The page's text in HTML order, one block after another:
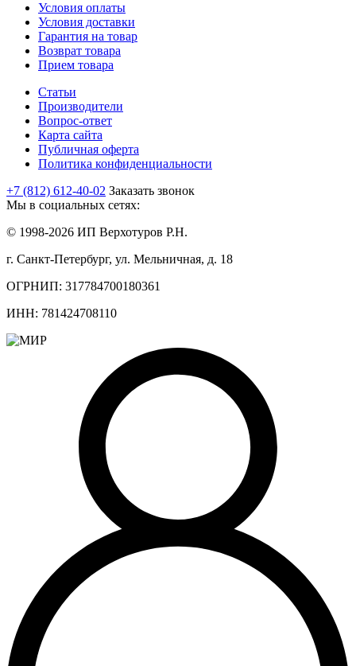
Условия оплаты
Условия доставки
Гарантия на товар
Возврат товара
Прием товара
Статьи
Производители
Вопрос-ответ
Карта сайта
Публичная оферта
Политика конфиденциальности
+7 (812) 612-40-02 Заказать звонок
Мы в социальных сетях:
© 1998-2026 ИП Верхотуров Р.Н.
г. Санкт-Петербург, ул. Мельничная, д. 18
ОГРНИП: 317784700180361
ИНН: 781424708110